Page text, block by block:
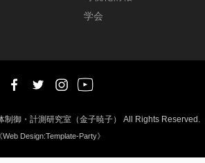
文がInternal
journal of Heat
Transferに掲載
されました
相流シンポジ
ウムにてBest
Presentaion
学会
制御・計測研究室（金子暁子） All Rights Reserved.
《Web Design:Template-Party》